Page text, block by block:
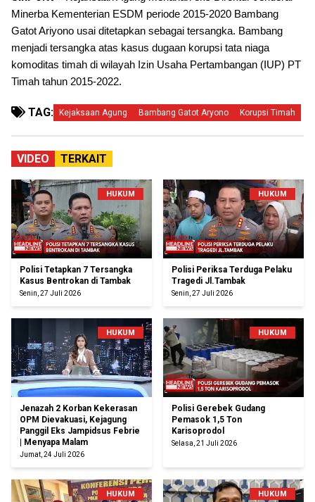
Minerba Kementerian ESDM periode 2015-2020 Bambang
Gatot Ariyono usai ditetapkan sebagai tersangka. Bambang
menjadi tersangka atas kasus dugaan korupsi tata niaga
komoditas timah di wilayah Izin Usaha Pertambangan (IUP) PT
Timah tahun 2015-2022.
TAG: Kejaksaan Agung Bambang Gatot Aryono Korupsi Timah
VIDEO TERKAIT
HUKUM
Polisi Tetapkan 7 Tersangka
Kasus Bentrokan di Tambak
Senin, 27 Juli 2026
HUKUM
Polisi Periksa Terduga Pelaku
Tragedi Jl.Tambak
Senin, 27 Juli 2026
HUKUM
Jenazah 2 Korban Kekerasan
OPM Dievakuasi, Kejagung
Panggil Eks Jampidsus Febrie
| Menyapa Malam
Jumat, 24 Juli 2026
HUKUM
Polisi Gerebek Gudang
Pemasok 1,5 Ton
Karisoprodol
Selasa, 21 Juli 2026
HUKUM HUKUM